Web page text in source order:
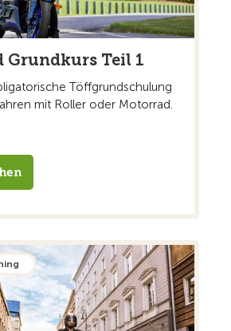
Grundkurs Teil 1
Töffgrundschulung
mit Roller oder Motorrad.